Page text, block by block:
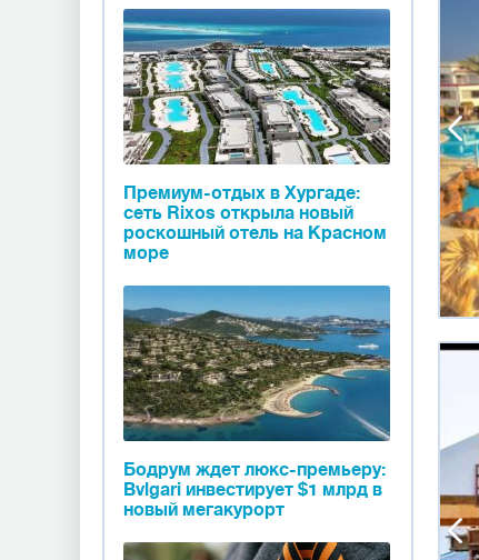
Премиум-отдых в Хургаде:
сеть Rixos открыла новый
роскошный отель на Красном
море
Бодрум ждет люкс-премьеру:
Bvlgari инвестирует $1 млрд в
новый мегакурорт